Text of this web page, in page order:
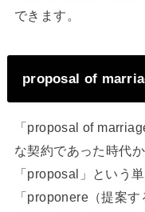
できます。
proposal of
「proposal of
な契約であった時代
「proposal」という
「proponere（提案